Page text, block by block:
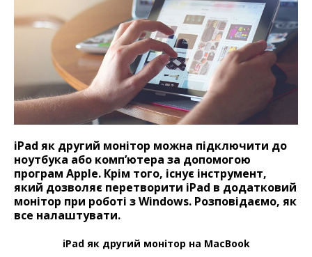
iPad як другий монітор можна підключити до
ноутбука або комп’ютера за допомогою
програм Apple. Крім того, існує інструмент,
який дозволяє перетворити iPad в додатковий
монітор при роботі з Windows. Розповідаємо, як
все налаштувати.
iPad як другий монітор на MacBook